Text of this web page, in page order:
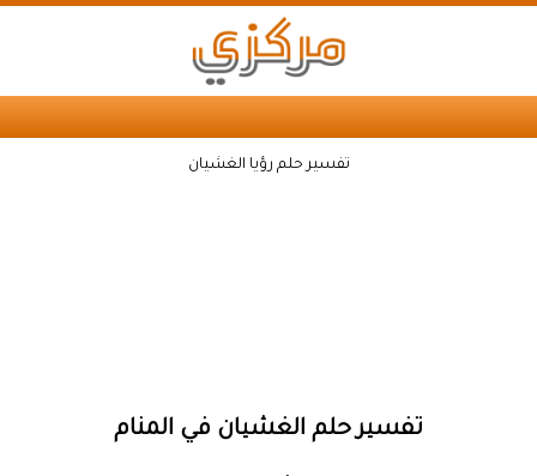
تفسير حلم رؤيا الغشيان
تفسير حلم الغشيان في المنام